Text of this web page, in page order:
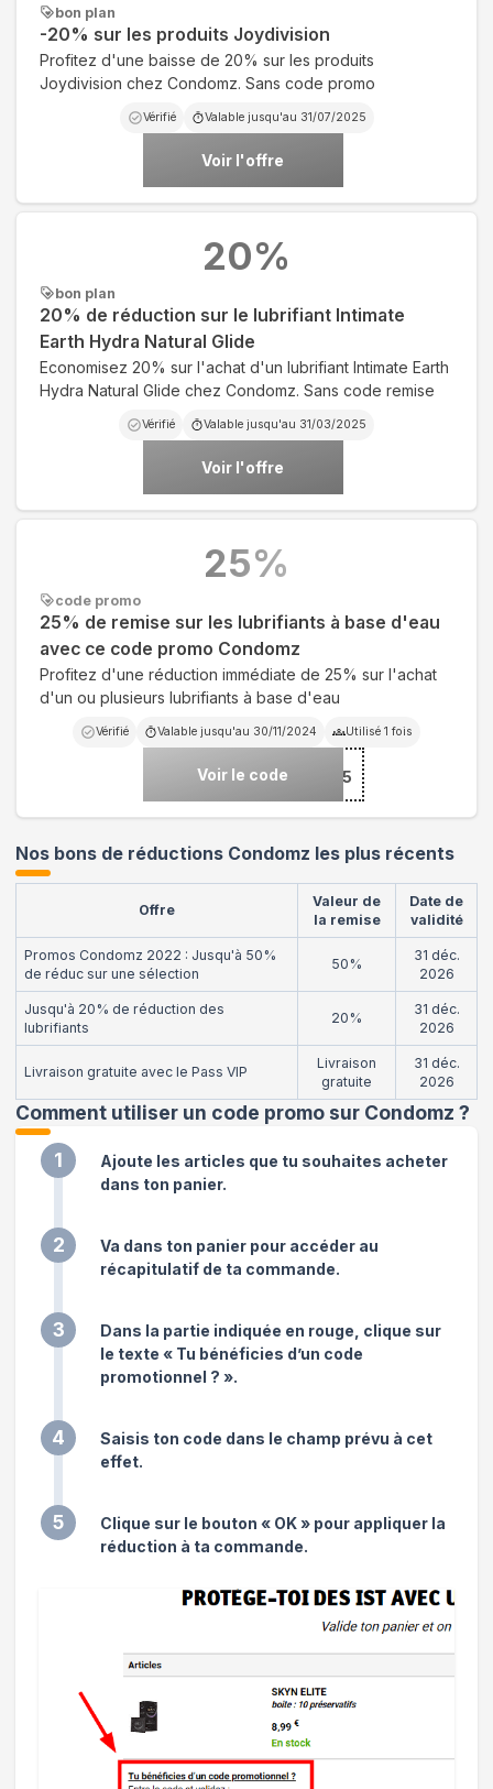
bon plan
-20% sur les produits Joydivision
Profitez d'une baisse de 20% sur les produits
Joydivision chez Condomz. Sans code promo
Vérifié Valable jusqu'au 31/07/2025
Voir l'offre
bon plan
20% de réduction sur le lubrifiant Intimate
Earth Hydra Natural Glide
Economisez 20% sur l'achat d'un lubrifiant Intimate Earth
Hydra Natural Glide chez Condomz. Sans code remise
Vérifié Valable jusqu'au 31/03/2025
Voir l'offre
20%
code promo
25% de remise sur les lubrifiants à base d'eau
avec ce code promo Condomz
Profitez d'une réduction immédiate de 25% sur l'achat
d'un ou plusieurs lubrifiants à base d'eau
Vérifié Valable jusqu'au 30/11/2024 Utilisé 1 fois
Voir le code***ER15
25%
Nos bons de réductions Condomz les plus récents
Offre
Valeur de
la remise
Date de
validité
Promos Condomz 2022 : Jusqu'à 50%
de réduc sur une sélection
50%
31 déc.
2026
Jusqu'à 20% de réduction des
lubrifiants
20%
31 déc.
2026
Livraison gratuite avec le Pass VIP
Livraison
gratuite
31 déc.
2026
Comment utiliser un code promo sur Condomz ?
1
Ajoute les articles que tu souhaites acheter
dans ton panier.
2
Va dans ton panier pour accéder au
récapitulatif de ta commande.
3
Dans la partie indiquée en rouge, clique sur
le texte « Tu bénéficies d’un code
promotionnel ? ».
4
Saisis ton code dans le champ prévu à cet
effet.
5
Clique sur le bouton « OK » pour appliquer la
réduction à ta commande.